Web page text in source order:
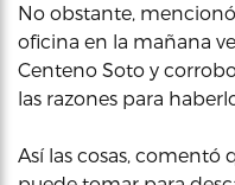
No obstante,
oficina en la mañana
Centeno Soto y
las razones para
Así las cosas, comentó